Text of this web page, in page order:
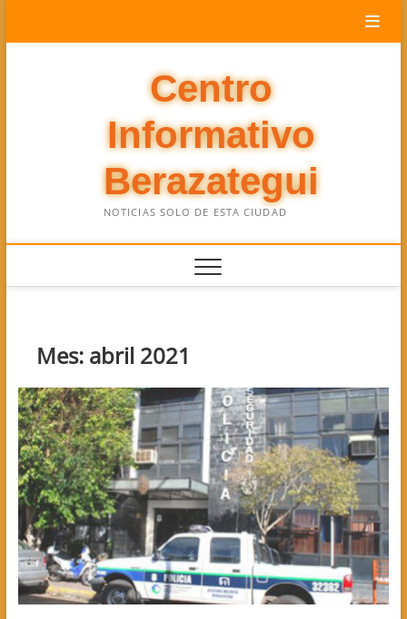
Centro
Informativo
Berazategui
NOTICIAS SOLO DE ESTA CIUDAD
Mes: abril 2021